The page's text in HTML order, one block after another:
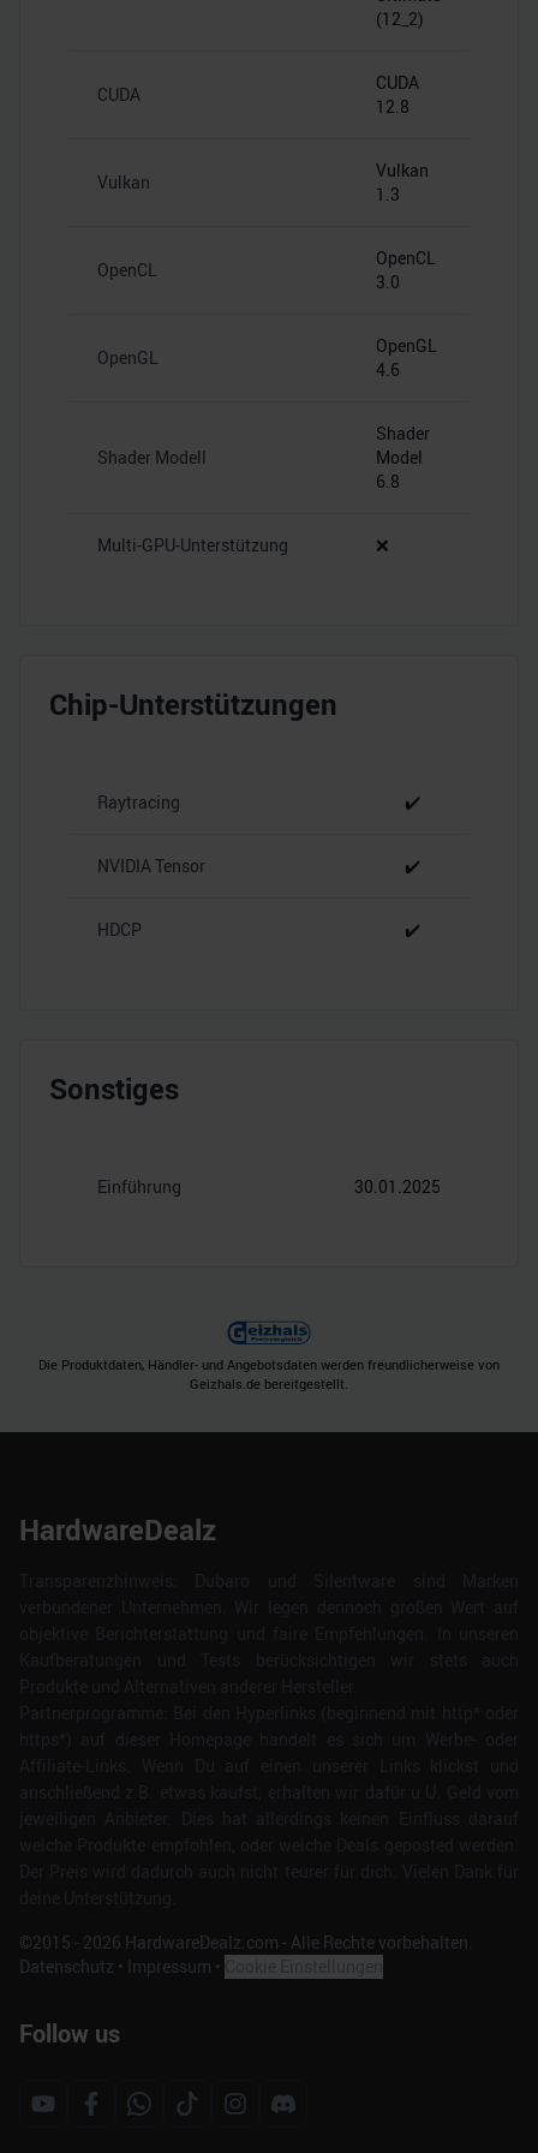
(12_2)
CUDA
CUDA
12.8
Vulkan
Vulkan
1.3
OpenCL
OpenCL
3.0
OpenGL
OpenGL
4.6
Shader Modell
Shader
Model
6.8
Multi-GPU-Unterstützung ❌
Chip-Unterstützungen
Raytracing ✔️
NVIDIA Tensor ✔️
HDCP ✔️
Sonstiges
Einführung 30.01.2025
Die Produktdaten, Händler- und Angebotsdaten werden freundlicherweise von
Geizhals.de bereitgestellt.
HardwareDealz
©2015 - 2026 HardwareDealz.com - Alle Rechte vorbehalten.
Datenschutz • Impressum •
Follow us